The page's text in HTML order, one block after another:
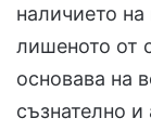
наличието
лишеното от
основава на
съзнателно